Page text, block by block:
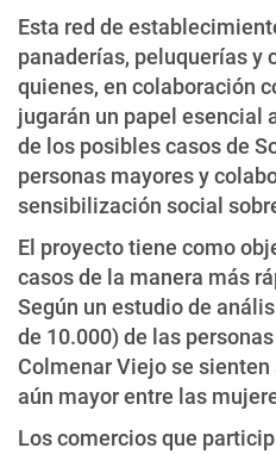
Esta red de
panaderías, peluquerías y
quienes, en colaboración
jugarán un papel esencial
de los posibles casos de
personas mayores y
sensibilización social
El proyecto tiene como
casos de la manera más
Según un estudio de
de 10.000) de las
Colmenar Viejo se
aún mayor entre las
Los comercios que